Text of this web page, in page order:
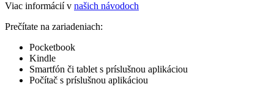
Viac informácií v našich návodoch
Prečítate na zariadeniach:
Pocketbook
Kindle
Smartfón či tablet s príslušnou aplikáciou
Počítač s príslušnou aplikáciou